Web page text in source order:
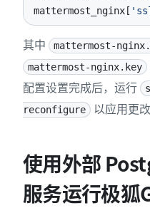
mattermost_nginx [
其中 mattermost-
mattermost-nginx.key
配置设置完成后，运行
reconfigure
以应用更改
使用外部
服务运行极狐